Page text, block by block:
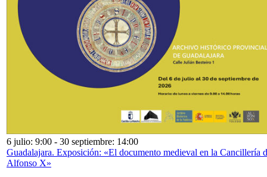
6 julio: 9:00 - 30 septiembre: 14:00
Guadalajara. Exposición: «El documento medieval en la Cancillería
Alfonso X»